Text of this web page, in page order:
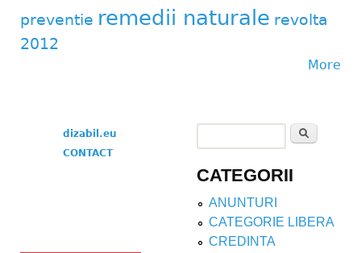
preventie remedii naturale revolta
2012
More
dizabil.eu
CONTACT
Search form
CATEGORII
ANUNTURI
CATEGORIE LIBERA
CREDINTA